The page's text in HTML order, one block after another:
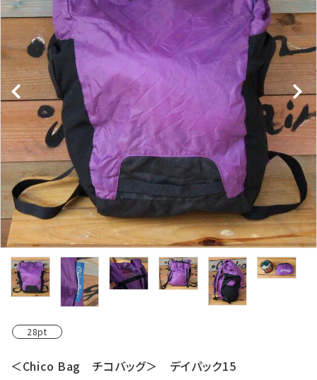
サイズで選ぶ
特集で選ぶ
価格で選ぶ
買取案内
レンタル・修理
店舗情報
POLICY
INFORMATION
ACCOUNT MENU
28pt
＜Chico Bag チコバッグ＞ デイパック15